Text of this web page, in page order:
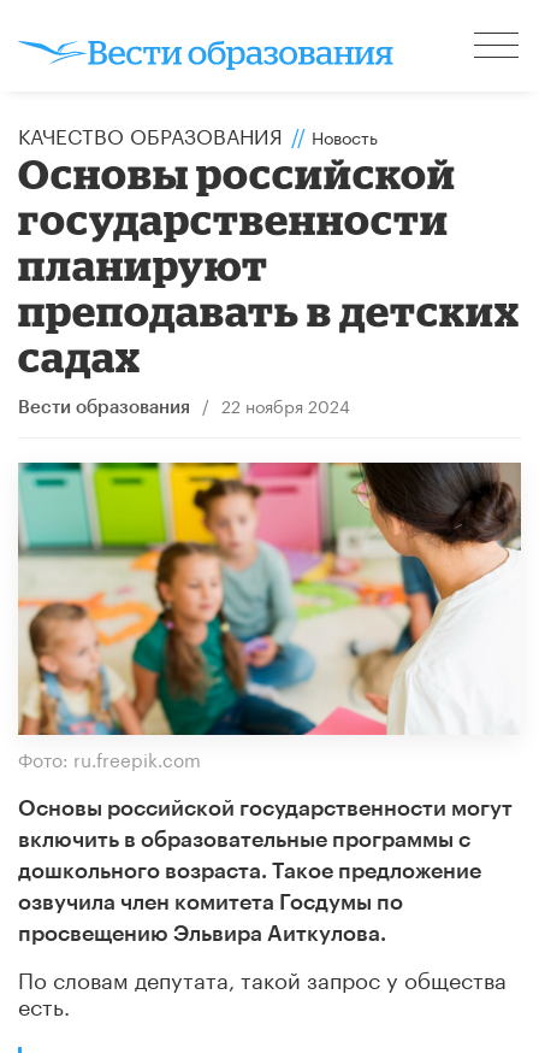
КАЧЕСТВО ОБРАЗОВАНИЯ // Новость
Основы российской
государственности
планируют
преподавать в детских
садах
Вести образования / 22 ноября 2024
Фото: ru.freepik.com
Основы российской государственности могут
включить в образовательные программы с
дошкольного возраста. Такое предложение
озвучила член комитета Госдумы по
просвещению Эльвира Аиткулова.
По словам депутата, такой запрос у общества
есть.